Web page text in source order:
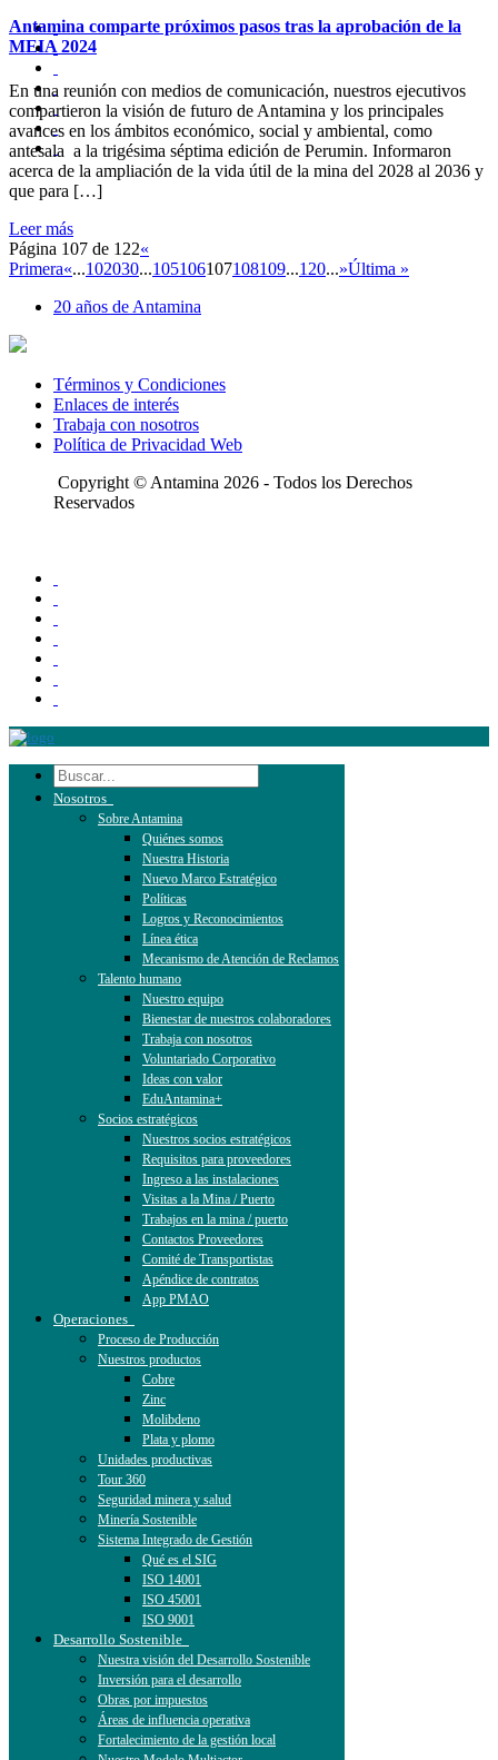
Antamina comparte próximos pasos tras la aprobación de la
MEIA 2024
En una reunión con medios de comunicación, nuestros ejecutivos
compartieron la visión de futuro de Antamina y los principales
avances en los ámbitos económico, social y ambiental, como
antesala a la trigésima séptima edición de Perumin. Informaron
acerca de la ampliación de la vida útil de la mina del 2028 al 2036 y
que para […]
Leer más
Página 107 de 122«
Primera«...102030...105106107108109...120...»Última »
20 años de Antamina
Términos y Condiciones
Enlaces de interés
Trabaja con nosotros
Política de Privacidad Web
Copyright © Antamina 2026 - Todos los Derechos
Reservados
Nosotros
Sobre Antamina
Quiénes somos
Nuestra Historia
Nuevo Marco Estratégico
Políticas
Logros y Reconocimientos
Línea ética
Mecanismo de Atención de Reclamos
Talento humano
Nuestro equipo
Bienestar de nuestros colaboradores
Trabaja con nosotros
Voluntariado Corporativo
Ideas con valor
EduAntamina+
Socios estratégicos
Nuestros socios estratégicos
Requisitos para proveedores
Ingreso a las instalaciones
Visitas a la Mina / Puerto
Trabajos en la mina / puerto
Contactos Proveedores
Comité de Transportistas
Apéndice de contratos
App PMAO
Operaciones
Proceso de Producción
Nuestros productos
Cobre
Zinc
Molibdeno
Plata y plomo
Unidades productivas
Tour 360
Seguridad minera y salud
Minería Sostenible
Sistema Integrado de Gestión
Qué es el SIG
ISO 14001
ISO 45001
ISO 9001
Desarrollo Sostenible
Nuestra visión del Desarrollo Sostenible
Inversión para el desarrollo
Obras por impuestos
Áreas de influencia operativa
Fortalecimiento de la gestión local